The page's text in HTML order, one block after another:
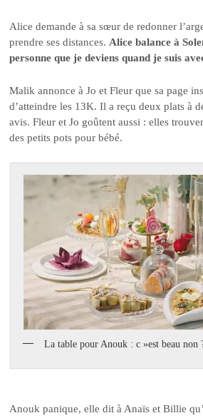
Alice demande à sa sœur de redonner
prendre ses distances. Alice balance à
personne que je deviens quand je suis
Malik annonce à Jo et Fleur que sa page
d’atteindre les 13K. Il a reçu deux plats à
avis. Fleur et Jo goûtent aussi : elles
des petits pots pour bébé.
La table pour Anouk : c »est beau non
Anouk panique, elle dit à Anaïs et Billie